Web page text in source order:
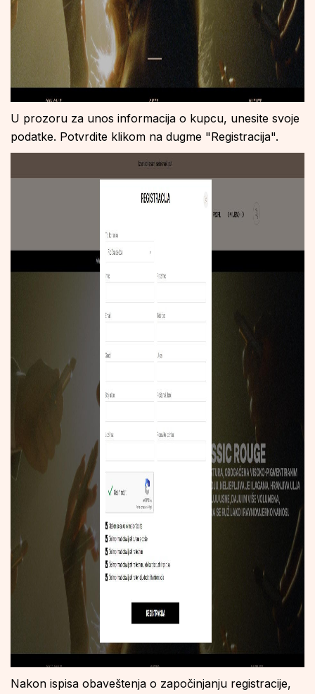
U prozoru za unos informacija o kupcu, unesite svoje
podatke. Potvrdite klikom na dugme "Registracija".
Nakon ispisa obaveštenja o započinjanju registracije,